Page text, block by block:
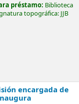
préstamo: Biblioteca
topográfica: JJB
encargada de